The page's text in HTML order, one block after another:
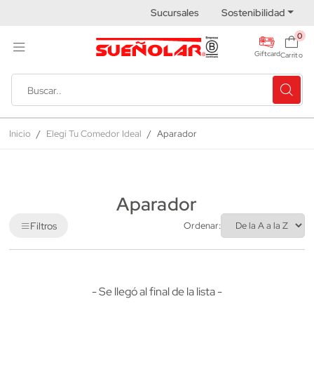
Sucursales Sostenibilidad
Giftcard
0
Carrito
Inicio Elegí Tu Comedor Ideal Aparador
Aparador
Filtros Ordenar:
- Se llegó al final de la lista -